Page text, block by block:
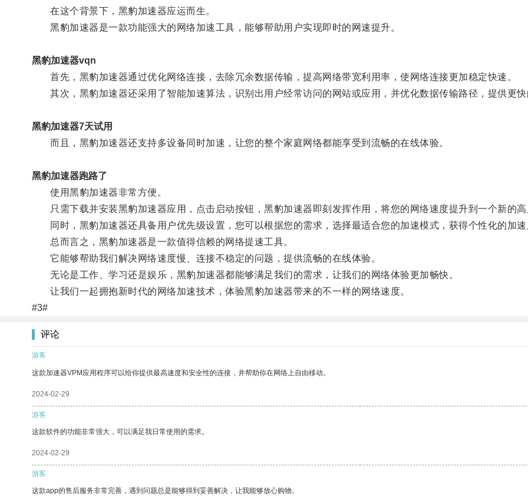
在这个背景下，黑豹加速器应运而生。
黑豹加速器是一款功能强大的网络加速工具，能够帮助用户实现即时的网速提升。
黑豹加速器vqn
首先，黑豹加速器通过优化网络连接，去除冗余数据传输，提高网络带宽利用率，使网络连接更加稳定快速。
其次，黑豹加速器还采用了智能加速算法，识别出用户经常访问的网站或应用，并优化数据传输路径，提供更快
黑豹加速器7天试用
而且，黑豹加速器还支持多设备同时加速，让您的整个家庭网络都能享受到流畅的在线体验。
黑豹加速器跑路了
使用黑豹加速器非常方便。
只需下载并安装黑豹加速器应用，点击启动按钮，黑豹加速器即刻发挥作用，将您的网络速度提升到一个新的高
同时，黑豹加速器还具备用户优先级设置，您可以根据您的需求，选择最适合您的加速模式，获得个性化的加速
总而言之，黑豹加速器是一款值得信赖的网络提速工具。
它能够帮助我们解决网络速度慢、连接不稳定的问题，提供流畅的在线体验。
无论是工作、学习还是娱乐，黑豹加速器都能够满足我们的需求，让我们的网络体验更加畅快。
让我们一起拥抱新时代的网络加速技术，体验黑豹加速器带来的不一样的网络速度。
#3#
评论
游客
这款加速器VPM应用程序可以给你提供最高速度和安全性的连接，并帮助你在网络上自由移动。
2024-02-29
游客
这款软件的功能非常强大，可以满足我日常使用的需求。
2024-02-29
游客
这款app的售后服务非常完善，遇到问题总是能够得到妥善解决，让我能够放心购物。